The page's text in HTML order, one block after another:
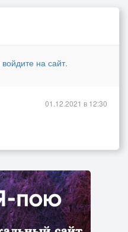
войдите на сайт.
01.12.2021 в 12:30